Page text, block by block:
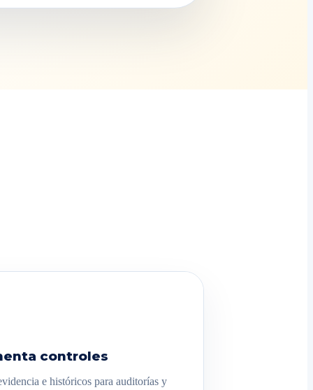
controles
e históricos para auditorías y